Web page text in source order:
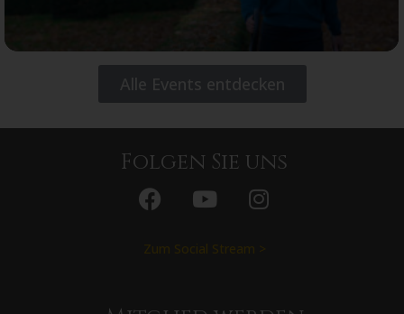
Alle Events entdecken
Folgen Sie uns
Zum Social Stream >